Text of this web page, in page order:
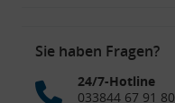
Sie haben Fragen?
24/7-Hotline
033844 67 91 80